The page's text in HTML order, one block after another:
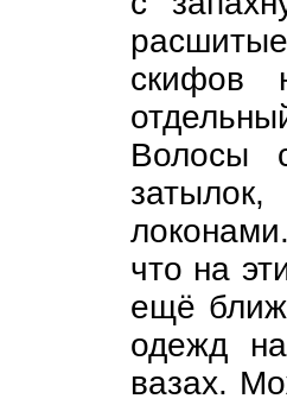
скифов
Волосы
что на
ещё
одежд
вазах.